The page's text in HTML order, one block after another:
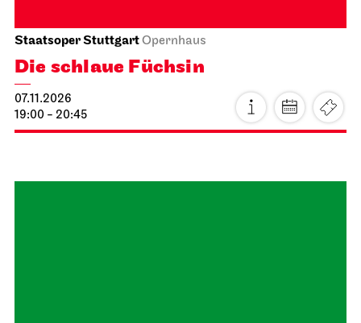
Staatsoper StuttgartOpernhaus
Die schlaue Füchsin
07.11.2026
19:00 - 20:45